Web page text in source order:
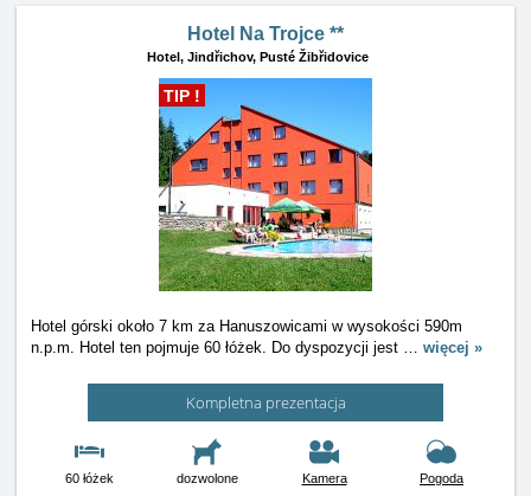
Hotel Na Trojce **
Hotel, Jindřichov, Pusté Žibřidovice
TIP !
Hotel górski około 7 km za Hanuszowicami w wysokości 590m
n.p.m. Hotel ten pojmuje 60 łóżek. Do dyspozycji jest … więcej »
Kompletna prezentacja
60 łóżek dozwolone Kamera Pogoda